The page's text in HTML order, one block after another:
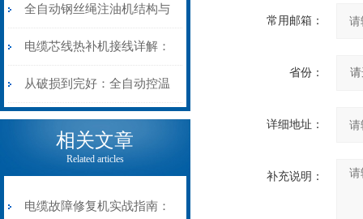
阻”到“波形特征”的精准诊
断逻辑
动电缆修复机的快速换型逻
辑
全自动钢丝绳注油机结构与
工作原理：揭秘高效润滑的
机械密码
电缆芯线热补机接线详解：
从入门到精通
从破损到完好：全自动控温
电缆热补机的核心价值
相关文章
Related articles
电缆故障修复机实战指南：
常用邮箱：
省份：
详细地址：
补充说明：